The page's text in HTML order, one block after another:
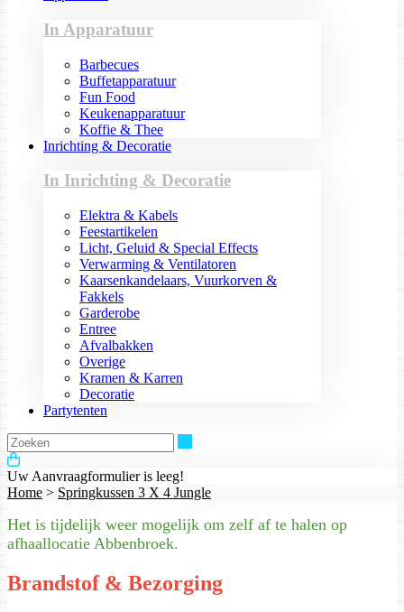
In Apparatuur
Barbecues
Buffetapparatuur
Fun Food
Keukenapparatuur
Koffie & Thee
Inrichting & Decoratie
In Inrichting & Decoratie
Elektra & Kabels
Feestartikelen
Licht, Geluid & Special Effects
Verwarming & Ventilatoren
Kaarsenkandelaars, Vuurkorven &
Fakkels
Garderobe
Entree
Afvalbakken
Overige
Kramen & Karren
Decoratie
Partytenten
Uw Aanvraagformulier is leeg!
Home > Springkussen 3 X 4 Jungle
Het is tijdelijk weer mogelijk om zelf af te halen op
afhaallocatie Abbenbroek.
Brandstof & Bezorging